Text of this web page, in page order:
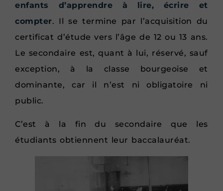
enfants d’apprendre à lire, écrire et
compter. Il se termine par l’acquisition du
certificat d’étude vers l’âge de 12 ou 13 ans.
Le secondaire est, quant à lui, réservé, sauf
exception, à la classe bourgeoise et
dominante, car il n’est ni obligatoire ni
public.
C’est à la fin du secondaire que les
étudiants obtiennent leur baccalauréat.